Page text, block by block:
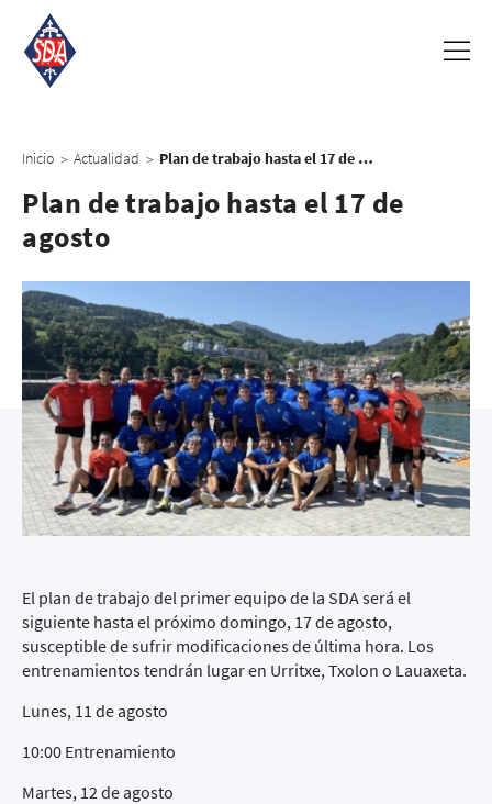
Inicio > Actualidad > Plan de trabajo hasta el 17 de agosto
Plan de trabajo hasta el 17 de
agosto
El plan de trabajo del primer equipo de la SDA será el
siguiente hasta el próximo domingo, 17 de agosto,
susceptible de sufrir modificaciones de última hora. Los
entrenamientos tendrán lugar en Urritxe, Txolon o Lauaxeta.
Lunes, 11 de agosto
10:00 Entrenamiento
Martes, 12 de agosto